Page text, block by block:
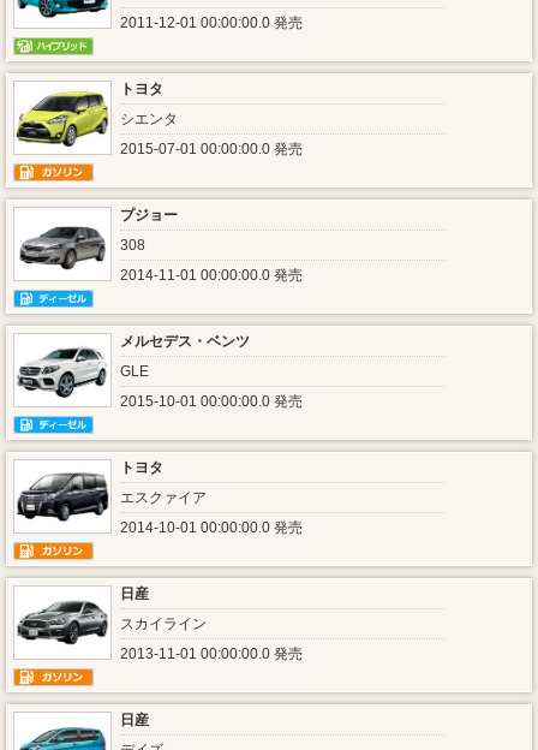
2011-12-01 00:00:00.0 発売
トヨタ
シエンタ
2015-07-01 00:00:00.0 発売
プジョー
308
2014-11-01 00:00:00.0 発売
メルセデス・ベンツ
GLE
2015-10-01 00:00:00.0 発売
トヨタ
エスクァイア
2014-10-01 00:00:00.0 発売
日産
スカイライン
2013-11-01 00:00:00.0 発売
日産